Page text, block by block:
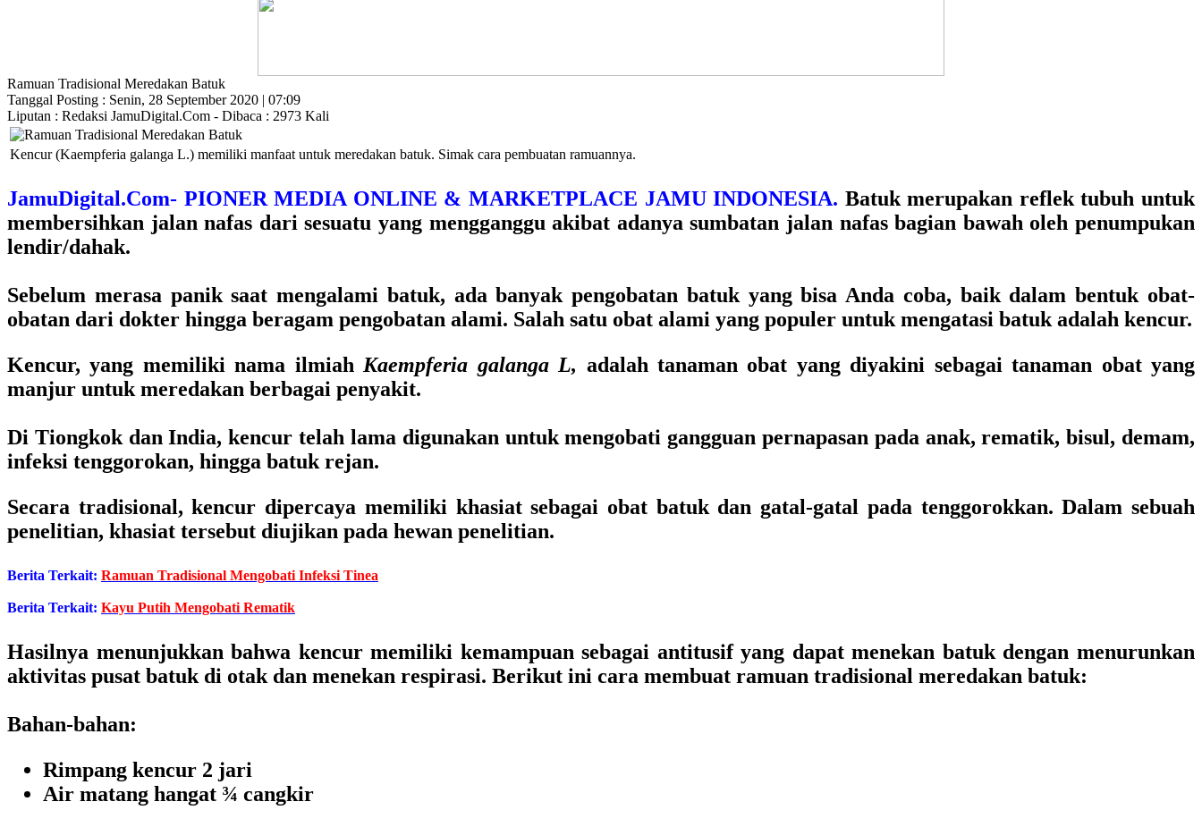
Ramuan Tradisional Meredakan Batuk
Tanggal Posting : Senin, 28 September 2020 | 07:09
Liputan : Redaksi JamuDigital.Com - Dibaca : 2973 Kali
Kencur (Kaempferia galanga L.) memiliki manfaat untuk meredakan batuk. Simak cara pembuatan ramuannya.
JamuDigital.Com- PIONER MEDIA ONLINE & MARKETPLACE JAMU INDONESIA. Batuk merupakan reflek tubuh untuk
membersihkan jalan nafas dari sesuatu yang mengganggu akibat adanya sumbatan jalan nafas bagian bawah oleh penumpukan
lendir/dahak.
Sebelum merasa panik saat mengalami batuk, ada banyak pengobatan batuk yang bisa Anda coba, baik dalam bentuk obat-
obatan dari dokter hingga beragam pengobatan alami. Salah satu obat alami yang populer untuk mengatasi batuk adalah kencur.
Kencur, yang memiliki nama ilmiah Kaempferia galanga L, adalah tanaman obat yang diyakini sebagai tanaman obat yang
manjur untuk meredakan berbagai penyakit.
Di Tiongkok dan India, kencur telah lama digunakan untuk mengobati gangguan pernapasan pada anak, rematik, bisul, demam,
infeksi tenggorokan, hingga batuk rejan.
Secara tradisional, kencur dipercaya memiliki khasiat sebagai obat batuk dan gatal-gatal pada tenggorokkan. Dalam sebuah
penelitian, khasiat tersebut diujikan pada hewan penelitian.
Berita Terkait: Ramuan Tradisional Mengobati Infeksi Tinea
Berita Terkait: Kayu Putih Mengobati Rematik
Hasilnya menunjukkan bahwa kencur memiliki kemampuan sebagai antitusif yang dapat menekan batuk dengan menurunkan
aktivitas pusat batuk di otak dan menekan respirasi. Berikut ini cara membuat ramuan tradisional meredakan batuk:
Bahan-bahan:
Rimpang kencur 2 jari
Air matang hangat ¾ cangkir